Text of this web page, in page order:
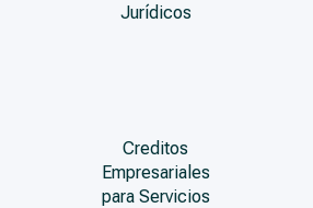
Jurídicos
Creditos
Empresariales
para Servicios